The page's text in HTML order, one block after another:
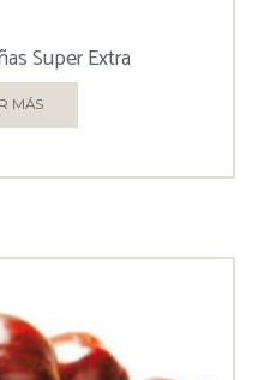
Super Extra
MÁS